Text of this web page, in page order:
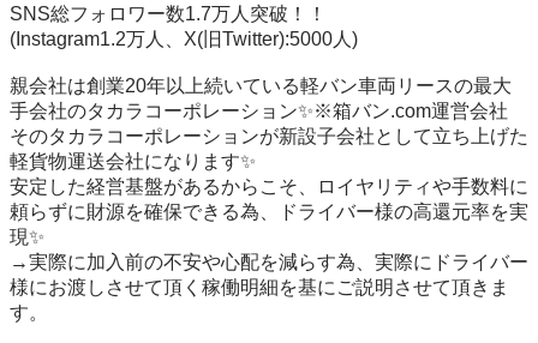
SNS総フォロワー数1.7万人突破！！
(Instagram1.2万人、X(旧Twitter):5000人)
親会社は創業20年以上続いている軽バン車両リースの最大
手会社のタカラコーポレーション✨※箱バン.com運営会社
そのタカラコーポレーションが新設子会社として立ち上げた
軽貨物運送会社になります✨
安定した経営基盤があるからこそ、ロイヤリティや手数料に
頼らずに財源を確保できる為、ドライバー様の高還元率を実
現✨
→実際に加入前の不安や心配を減らす為、実際にドライバー
様にお渡しさせて頂く稼働明細を基にご説明させて頂きま
す。